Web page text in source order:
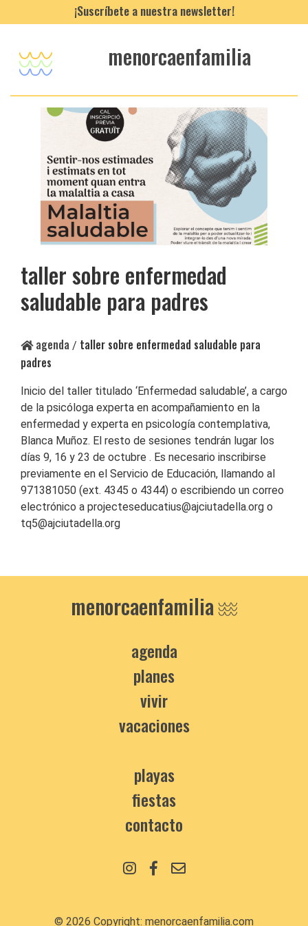
¡Suscríbete a nuestra newsletter!
menorcaenfamilia
taller sobre enfermedad
saludable para padres
agenda / taller sobre enfermedad saludable para
padres
Inicio del taller titulado ‘Enfermedad saludable’, a cargo
de la psicóloga experta en acompañamiento en la
enfermedad y experta en psicología contemplativa,
Blanca Muñoz. El resto de sesiones tendrán lugar los
días 9, 16 y 23 de octubre . Es necesario inscribirse
previamente en el Servicio de Educación, llamando al
971381050 (ext. 4345 o 4344) o escribiendo un correo
electrónico a projecteseducatius@ajciutadella.org o
tq5@ajciutadella.org
menorcaenfamilia
agenda
planes
vivir
vacaciones
playas
fiestas
contacto
© 2026 Copyright: menorcaenfamilia.com